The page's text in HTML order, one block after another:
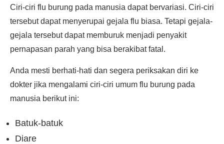
Ciri-ciri flu burung pada manusia dapat bervariasi. Ciri-ciri
tersebut dapat menyerupai gejala flu biasa. Tetapi gejala-
gejala tersebut dapat memburuk menjadi penyakit
pernapasan parah yang bisa berakibat fatal.
Anda mesti berhati-hati dan segera periksakan diri ke
dokter jika mengalami ciri-ciri umum flu burung pada
manusia berikut ini:
Batuk-batuk
Diare